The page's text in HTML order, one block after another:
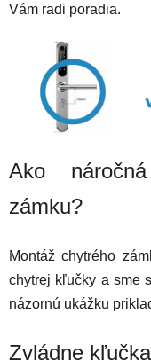
Vám radi poradia.
Ako
zámku?
Montáž chytrého
chytrej kľučky a sme
názornú ukážku
Zvládne